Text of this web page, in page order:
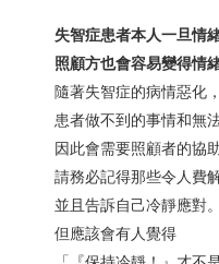
失智症患者本人一旦情
照顧方也會容易變得情緒
隨著失智症的病情惡化，
患者做不到的事情和無
因此會需要照顧者的協
請務必記得那些令人費
並且告訴自己冷靜應對。
但應該會有人覺得